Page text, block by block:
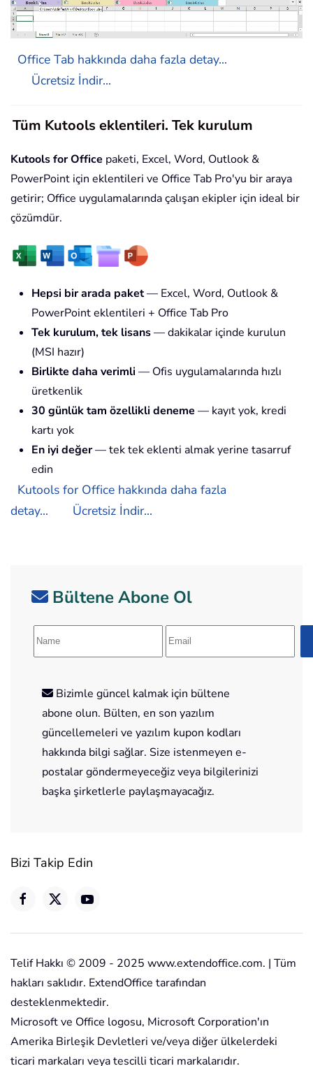
Office Tab hakkında daha fazla detay...
Ücretsiz İndir...
Tüm Kutools eklentileri. Tek kurulum
Kutools for Office paketi, Excel, Word, Outlook &
PowerPoint için eklentileri ve Office Tab Pro'yu bir araya
getirir; Office uygulamalarında çalışan ekipler için ideal bir
çözümdür.
Hepsi bir arada paket— Excel, Word, Outlook &
PowerPoint eklentileri + Office Tab Pro
Tek kurulum, tek lisans— dakikalar içinde kurulun
(MSI hazır)
Birlikte daha verimli — Ofis uygulamalarında hızlı
üretkenlik
30 günlük tam özellikli deneme — kayıt yok, kredi
kartı yok
En iyi değer— tek tek eklenti almak yerine tasarruf
edin
Kutools for Office hakkında daha fazla
detay...
Ücretsiz İndir...
Bültene Abone Ol
Bizimle güncel kalmak için bültene
abone olun. Bülten, en son yazılım
güncellemeleri ve yazılım kupon kodları
hakkında bilgi sağlar. Size istenmeyen e-
postalar göndermeyeceğiz veya bilgilerinizi
başka şirketlerle paylaşmayacağız.
Bizi Takip Edin
Telif Hakkı © 2009 - 2025 www.extendoffice.com. | Tüm
hakları saklıdır. ExtendOffice tarafından
desteklenmektedir.
Microsoft ve Office logosu, Microsoft Corporation'ın
Amerika Birleşik Devletleri ve/veya diğer ülkelerdeki
ticari markaları veya tescilli ticari markalarıdır.